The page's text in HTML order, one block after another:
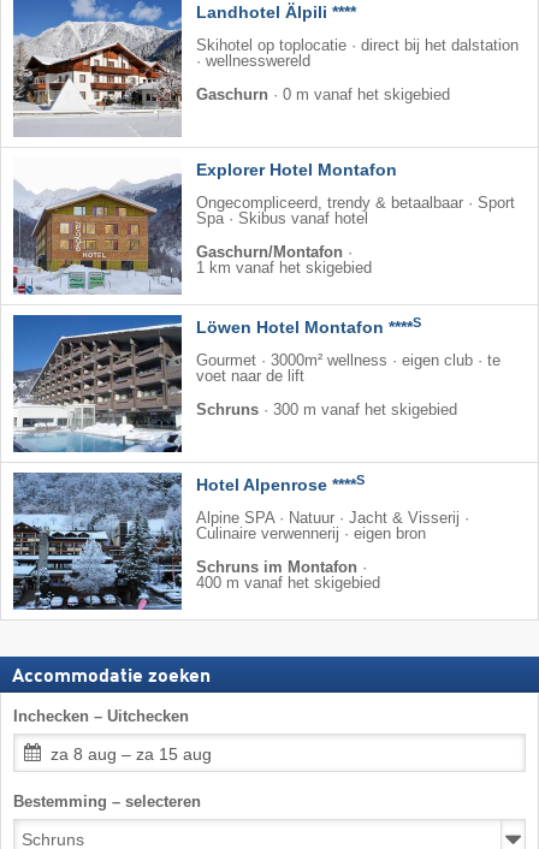
Landhotel Älpili ****
Skihotel op toplocatie · direct bij het dalstation
· wellnesswereld
Gaschurn · 0 m vanaf het skigebied
Explorer Hotel Montafon
Ongecompliceerd, trendy & betaalbaar · Sport
Spa · Skibus vanaf hotel
Gaschurn/Montafon ·
1 km vanaf het skigebied
Löwen Hotel Montafon ****S
Gourmet · 3000m² wellness · eigen club · te
voet naar de lift
Schruns · 300 m vanaf het skigebied
Hotel Alpenrose ****S
Alpine SPA · Natuur · Jacht & Visserij ·
Culinaire verwennerij · eigen bron
Schruns im Montafon ·
400 m vanaf het skigebied
Accommodatie zoeken
Inchecken – Uitchecken
za 8 aug – za 15 aug
Bestemming – selecteren